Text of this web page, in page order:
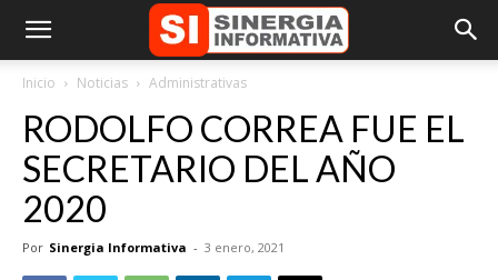
Inicio Noticias Administrativas
RODOLFO CORREA FUE EL
SECRETARIO DEL AÑO
2020
Por Sinergia Informativa - 3 enero, 2021